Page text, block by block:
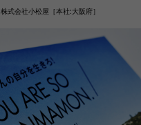
株式会社小松屋［本社:大阪府］